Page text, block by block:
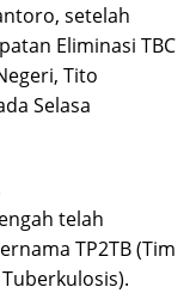
setelah
Eliminasi TBC
Tito
Selasa
telah
TP2TB (Tim